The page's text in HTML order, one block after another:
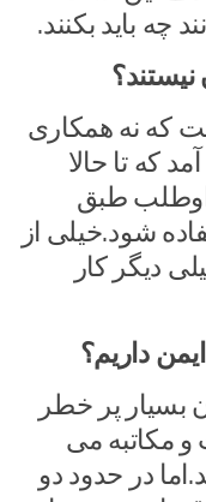
چه باید بکنند.
که نه همکاری
که تا حالا
طبق
شود.خیلی از
دیگر کار
داریم؟
۱۲۹ ساختمان بسیار پر خطر
و مکاتبه می
در حدود دو